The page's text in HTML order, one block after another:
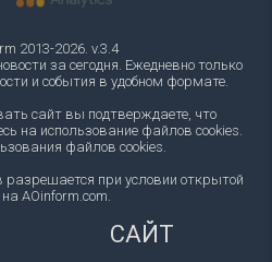
2013-2026. v.3.4
за сегодня. Ежедневно только
и события в удобном формате.
сайт вы подтверждаете, что
на использование файлов cookies.
файлов cookies.
при условии открытой
AOinform.com.
САЙТ